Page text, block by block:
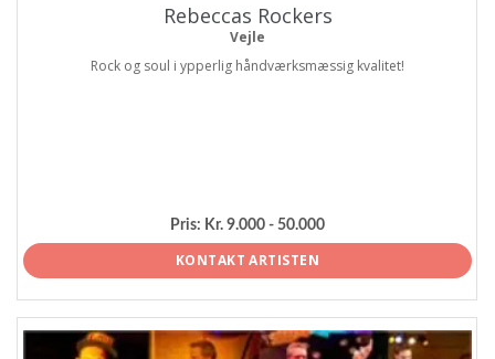
Rebeccas Rockers
Vejle
Rock og soul i ypperlig håndværksmæssig kvalitet!
Pris: Kr. 9.000 - 50.000
KONTAKT ARTISTEN